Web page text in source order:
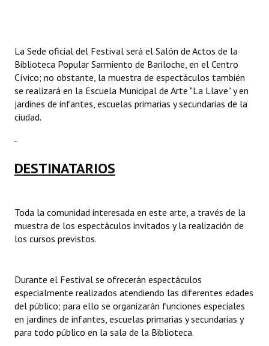
La Sede oficial del Festival será el Salón de Actos de la
Biblioteca Popular Sarmiento de Bariloche, en el Centro
Cívico; no obstante, la muestra de espectáculos también
se realizará en la Escuela Municipal de Arte "La Llave" y en
jardines de infantes, escuelas primarias y secundarias de la
ciudad.
DESTINATARIOS
Toda la comunidad interesada en este arte, a través de la
muestra de los espectáculos invitados y la realización de
los cursos previstos.
Durante el Festival se ofrecerán espectáculos
especialmente realizados atendiendo las diferentes edades
del público; para ello se organizarán funciones especiales
en jardines de infantes, escuelas primarias y secundarias y
para todo público en la sala de la Biblioteca.